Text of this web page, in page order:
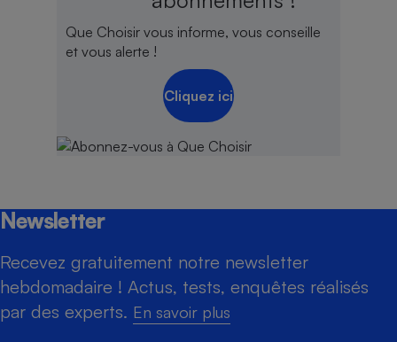
Que Choisir vous informe, vous conseille
et vous alerte !
Cliquez ici
Newsletter
Recevez gratuitement notre newsletter
hebdomadaire ! Actus, tests, enquêtes réalisés
par des experts. En savoir plus